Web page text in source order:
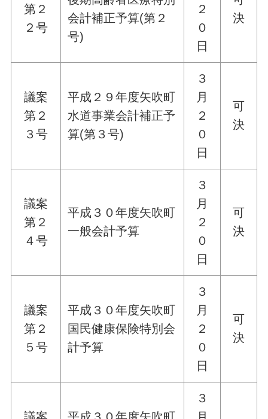
第２
２号
会計補正予算(第２
号)
２
０
日
決
議案
第２
３号
平成２９年度矢吹町
水道事業会計補正予
算(第３号)
３
月
２
０
日
可
決
議案
第２
４号
平成３０年度矢吹町
一般会計予算
３
月
２
０
日
可
決
議案
第２
５号
平成３０年度矢吹町
国民健康保険特別会
計予算
３
月
２
０
日
可
決
３